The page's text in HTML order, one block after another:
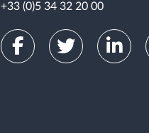
+33 (0)5 34 32 20 00